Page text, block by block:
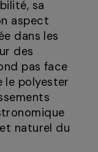
sa
aspect
dans les
des
pas face
le polyester
naturel du